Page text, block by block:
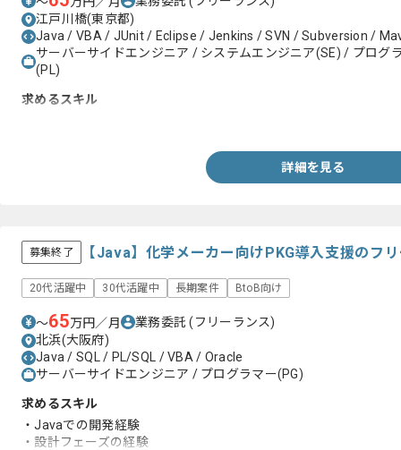
江戸川橋(東京都)
Java / VBA / JUnit / Eclipse / Jenkins / SVN / Subversion /
サーバーサイドエンジニア / システムエンジニア(SE) / プログ
(PL)
求めるスキル
詳細を見る
募集終了 【Java】化学メーカー向けPKG導入支援のフ
20代活躍中 30代活躍中 長期案件 BtoB向け
〜65万円／月 業務委託(フリーランス)
北浜(大阪府)
Java / SQL / PL/SQL / VBA / Oracle
サーバーサイドエンジニア / プログラマー(PG)
求めるスキル
・Javaでの開発経験
・設計フェーズの経験